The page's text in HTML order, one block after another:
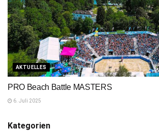
AKTUELLES
PRO Beach Battle MASTERS
6. Juli 2025
Kategorien